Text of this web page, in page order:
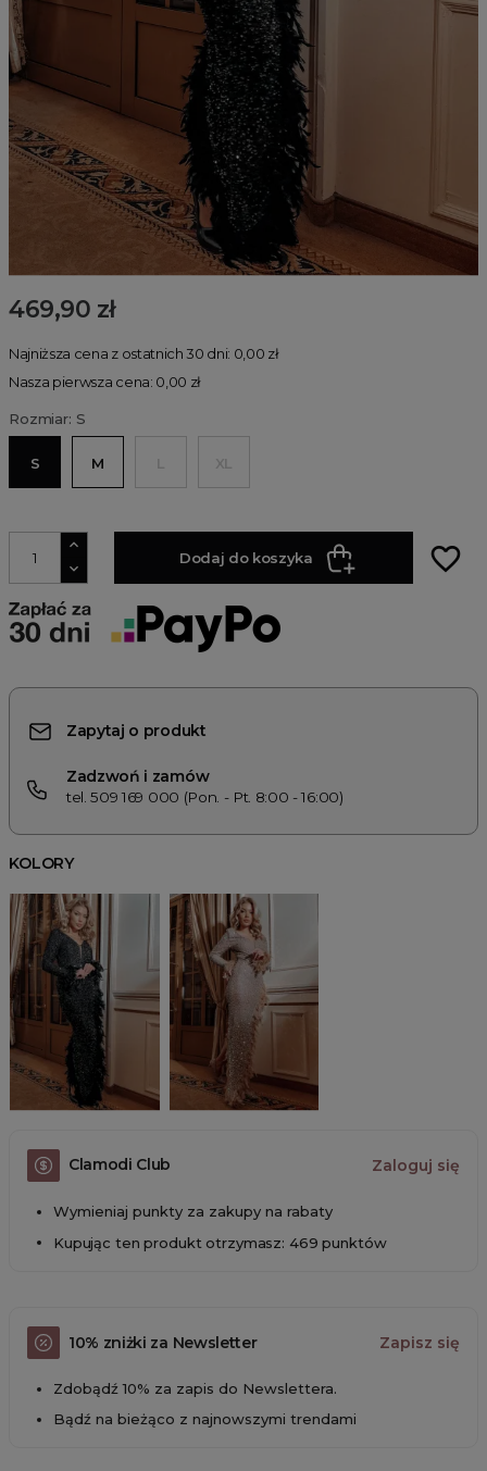
469,90 zł
Najniższa cena z ostatnich 30 dni: 0,00 zł
Nasza pierwsza cena: 0,00 zł
Rozmiar: S
S M L XL
Dodaj do koszyka favorite_border
Zapytaj o produkt
Zadzwoń i zamów
tel. 509 169 000 (Pon. - Pt. 8:00 - 16:00)
KOLORY
Clamodi Club Zaloguj się
Wymieniaj punkty za zakupy na rabaty
Kupując ten produkt otrzymasz: 469 punktów
10% zniżki za Newsletter Zapisz się
Zdobądź 10% za zapis do Newslettera.
Bądź na bieżąco z najnowszymi trendami